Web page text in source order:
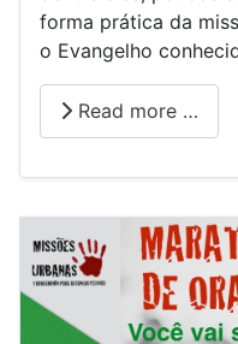
forma prática da
o Evangelho
Read more …